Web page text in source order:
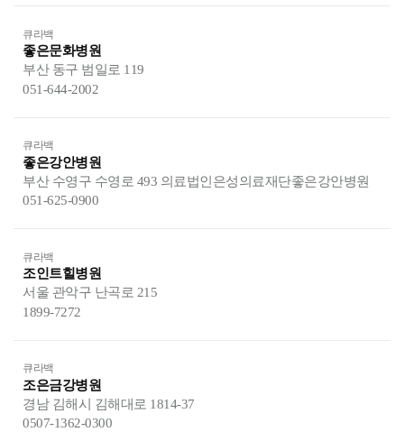
큐라백
좋은문화병원
부산 동구 범일로 119
051-644-2002
큐라백
좋은강안병원
부산 수영구 수영로 493 의료법인은성의료재단좋은강안병원
051-625-0900
큐라백
조인트힐병원
서울 관악구 난곡로 215
1899-7272
큐라백
조은금강병원
경남 김해시 김해대로 1814-37
0507-1362-0300